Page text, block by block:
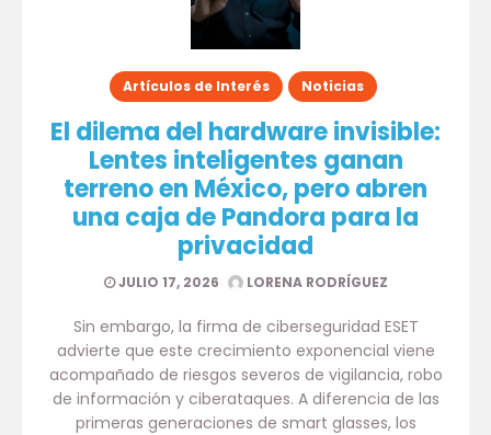
Artículos de Interés Noticias
El dilema del hardware invisible:
Lentes inteligentes ganan
terreno en México, pero abren
una caja de Pandora para la
privacidad
JULIO 17, 2026 LORENA RODRÍGUEZ
Sin embargo, la firma de ciberseguridad ESET
advierte que este crecimiento exponencial viene
acompañado de riesgos severos de vigilancia, robo
de información y ciberataques. A diferencia de las
primeras generaciones de smart glasses, los